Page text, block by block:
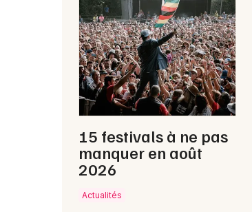
15 festivals à ne pas
manquer en août
2026
Actualités